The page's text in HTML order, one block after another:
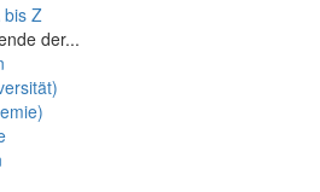
bis Z
der...